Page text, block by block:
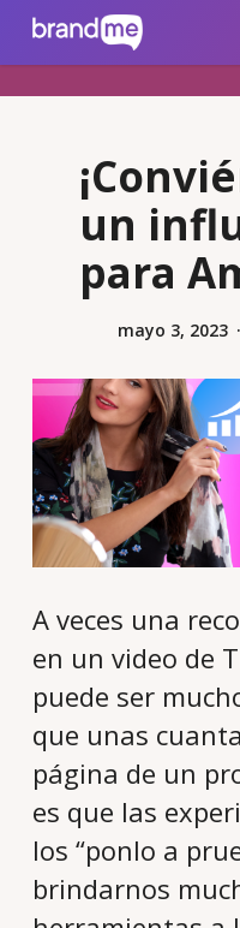
brandme.la
un
para
mayo 3, 2023
A veces una
en un video de
puede ser
que unas
página de un
es que las
los “ponlo a
brindarnos